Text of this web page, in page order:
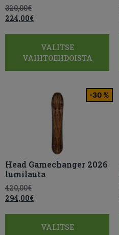
320,00€
224,00€
VALITSE
VAIHTOEHDOISTA
-30 %
Head Gamechanger 2026
lumilauta
420,00€
294,00€
VALITSE